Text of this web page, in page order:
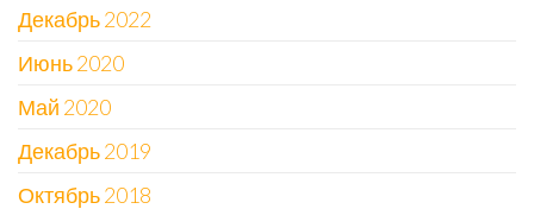
Декабрь 2022
Июнь 2020
Май 2020
Декабрь 2019
Октябрь 2018